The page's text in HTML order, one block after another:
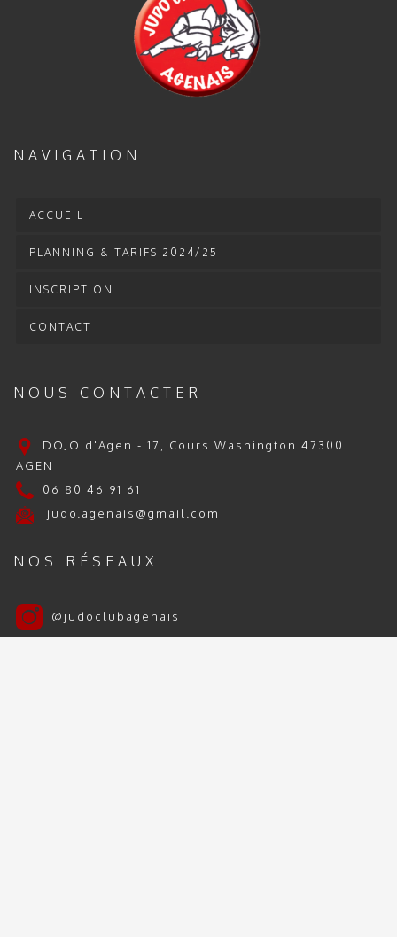
NOUS CONTACTER
DOJO d'Agen - 17, Cours Washington 47300
AGEN
06 80 46 91 61
judo.agenais@gmail.com
NAVIGATION
ACCUEIL
PLANNING & TARIFS 2024/25
INSCRIPTION
CONTACT
NOS RÉSEAUX
@judoclubagenais